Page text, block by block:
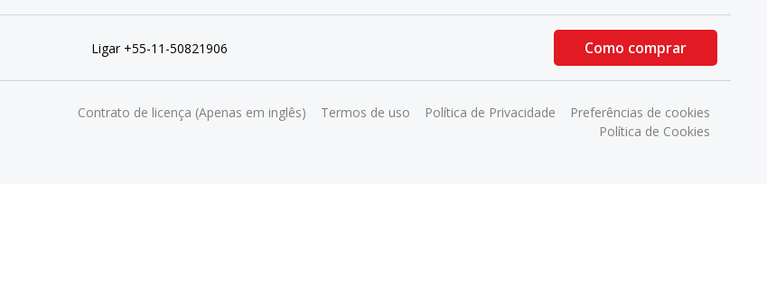
Ligar +55-11-50821906 Como comprar
Contrato de licença (Apenas em inglês) Termos de uso Política de Privacidade
Preferências de cookies
Política de Cookies